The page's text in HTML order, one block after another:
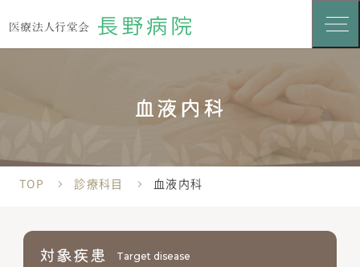
血液内科
TOP 診療科目 血液内科
対象疾患 Target disease